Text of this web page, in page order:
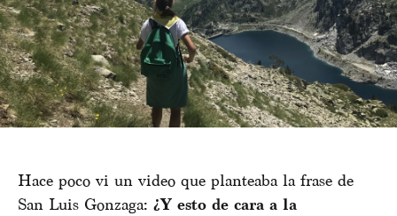
Hace poco vi un video que planteaba la frase de
San Luis Gonzaga: ¿Y esto de cara a la